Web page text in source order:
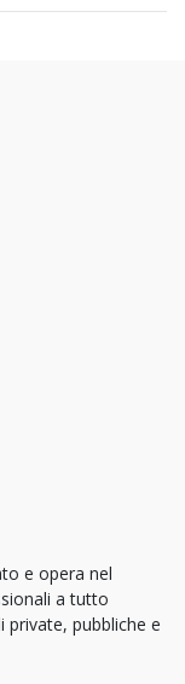
e opera nel
a tutto
private, pubbliche e